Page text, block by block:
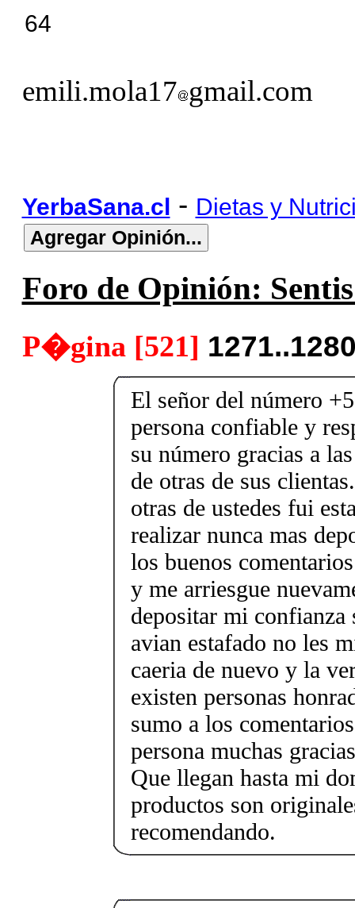
64
emili.mola17 gmail.com
YerbaSana.cl - Dietas y
Foro de Opinión:
P�gina [521]
El señor del número
persona confiable y
su número gracias a
de otras de sus
otras de ustedes fui
realizar nunca mas
los buenos
y me arriesgue
depositar mi confianza
avian estafado no les
caeria de nuevo y la
existen personas
sumo a los
persona muchas
Que llegan hasta mi
productos son
recomendando.